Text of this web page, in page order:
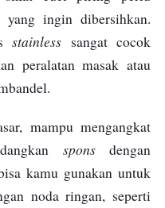
yang ingin dibersihkan.
stainless sangat cocok
peralatan masak atau
mampu mengangkat
sponsdengan
kamu gunakan untuk
noda ringan, seperti